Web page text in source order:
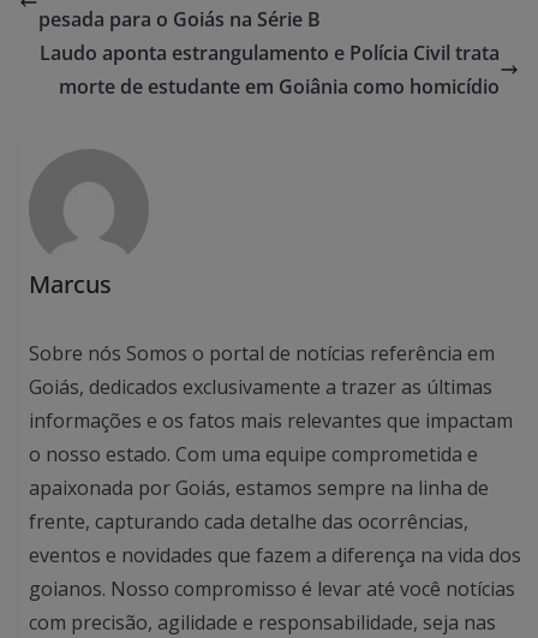
pesada para o Goiás na Série B
Laudo aponta estrangulamento e Polícia Civil trata
morte de estudante em Goiânia como homicídio
Marcus
Sobre nós Somos o portal de notícias referência em
Goiás, dedicados exclusivamente a trazer as últimas
informações e os fatos mais relevantes que impactam
o nosso estado. Com uma equipe comprometida e
apaixonada por Goiás, estamos sempre na linha de
frente, capturando cada detalhe das ocorrências,
eventos e novidades que fazem a diferença na vida dos
goianos. Nosso compromisso é levar até você notícias
com precisão, agilidade e responsabilidade, seja nas